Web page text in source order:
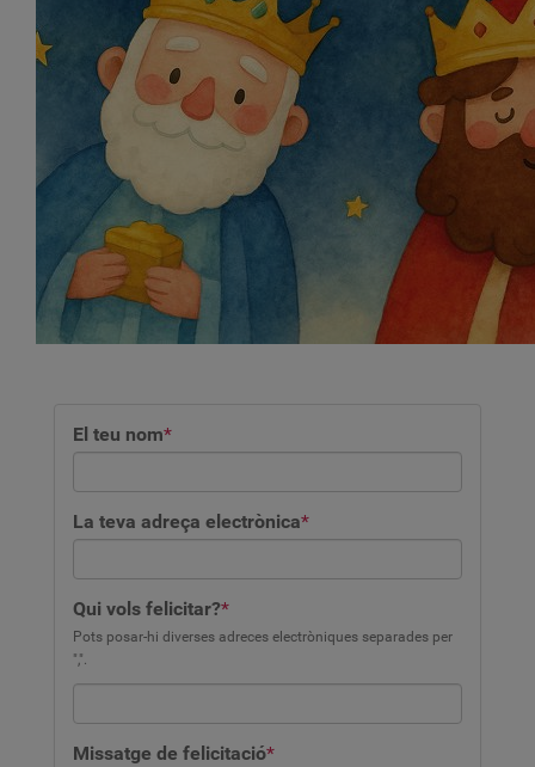
El teu nom*
La teva adreça electrònica*
Qui vols felicitar?*
Pots posar-hi diverses adreces electròniques separades per
",".
Missatge de felicitació*